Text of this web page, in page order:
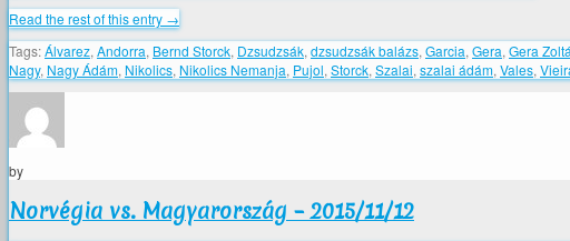
Read the rest of this entry →
Tags:Álvarez, Andorra, Bernd Storck, Dzsudzsák, dzsudzsák balázs, Garcia, Gera, Gera
Nagy, Nagy Ádám, Nikolics, Nikolics Nemanja, Pujol, Storck, Szalai, szalai ádám, Vales,
by
Norvégia vs. Magyarország – 2015/11/12